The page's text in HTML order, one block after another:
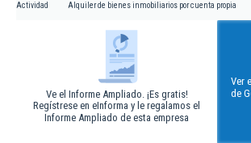
Actividad Alquiler de bienes inmobiliarios por cuenta propia
Ve el Informe Ampliado. ¡Es gratis!
Regístrese en eInforma y le regalamos el
Informe Ampliado de esta empresa
Ver
de